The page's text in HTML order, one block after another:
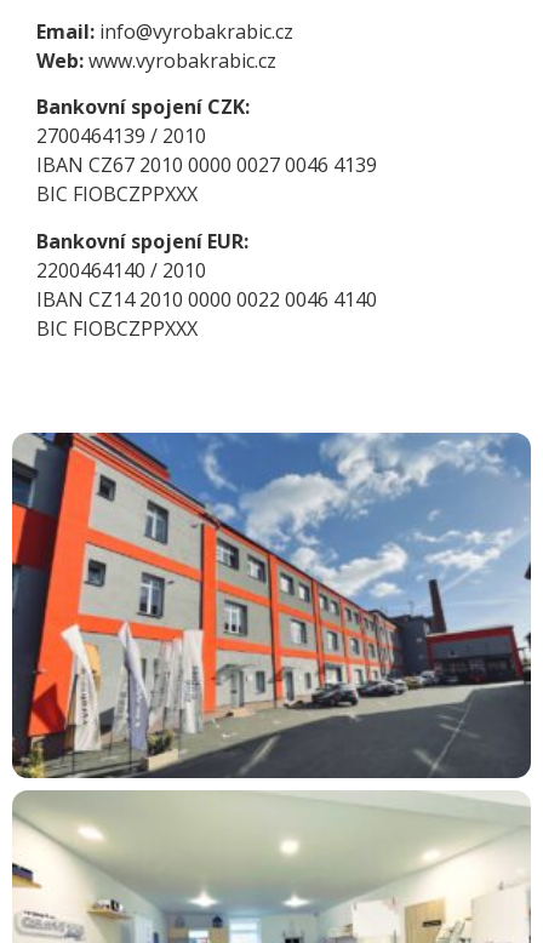
Email: info@vyrobakrabic.cz
Web:www.vyrobakrabic.cz
Bankovní spojení CZK:
2700464139 / 2010
IBAN CZ67 2010 0000 0027 0046 4139
BIC FIOBCZPPXXX
Bankovní spojení EUR:
2200464140 / 2010
IBAN CZ14 2010 0000 0022 0046 4140
BIC FIOBCZPPXXX